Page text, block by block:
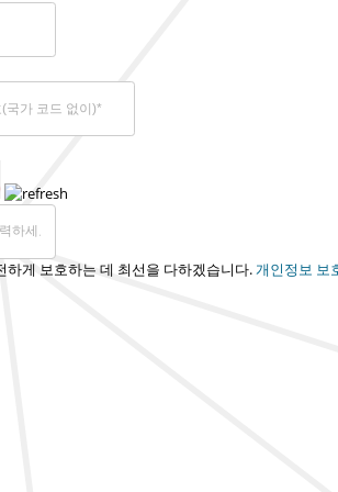
하게 보호하는 데 최선을 다하겠습니다. 개인정보 보